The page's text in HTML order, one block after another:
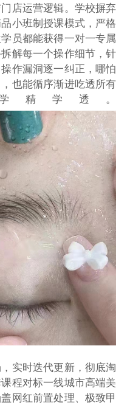
店运营逻辑。学校摒弃
小班制授课模式，严格
员都能获得一对一专属
解每一个操作细节，针
作漏洞逐一纠正，哪怕
也能循序渐进吃透所有
精学透。
实时迭代更新，彻底淘
程对标一线城市高端美
网红前置处理、极致甲